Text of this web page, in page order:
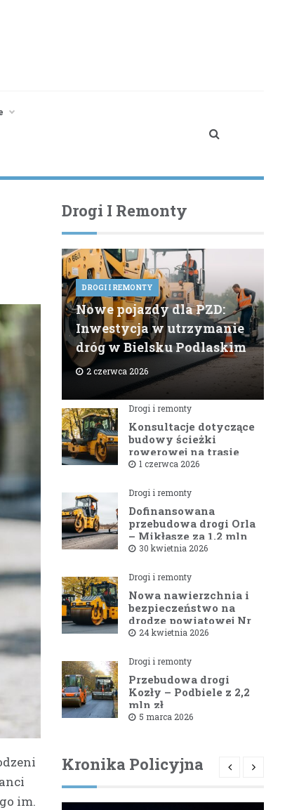
im.
Drogi I Remonty
DROGI I REMONTY
Nowe pojazdy dla PZD:
Inwestycja w utrzymanie
dróg w Bielsku Podlaskim
2 czerwca 2026
Drogi i remonty
Konsultacje dotyczące
budowy ścieżki
rowerowej na trasie
Bielsk Podlaski —
1 czerwca 2026
Drogi i remonty
Dofinansowana
przebudowa drogi Orla
– Mikłasze za 1,2 mln
zł rusza w 2026 roku
30 kwietnia 2026
Drogi i remonty
Nowa nawierzchnia i
bezpieczeństwo na
drodze powiatowej Nr
1581B Kowale – Filipy
24 kwietnia 2026
Drogi i remonty
Przebudowa drogi
Kozły – Podbiele z 2,2
mln zł
dofinansowaniem od
5 marca 2026
Kronika Policyjna